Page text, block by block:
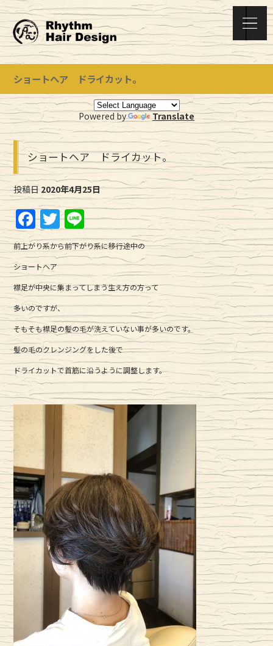
ショートヘア ドライカット。
Powered by Translate
ショートヘア ドライカット。
投稿日 2020年4月25日
F
a
c
e
b
o
o
k
T
w
it
te
r
Li
n
e
前上がり系から前下がり系に移行途中の
ショートヘア
襟足が中央に集まってしまう生え方の方って
多いのですが、
そもそも襟足の髪の毛が洗えていない事が多いのです。
髪の毛のクレンジングをした後で
ドライカットで首筋に沿うように調整します。